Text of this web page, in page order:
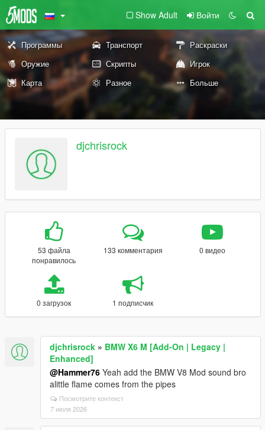
Show Adult Войти
Программы Транспорт
Раскраски
Оружие
Скрипты
Игрок
Карта
Разное Больше
djchrisrock
53 файла
понравилось
133 комментария 0 видео
0 загрузок 1 подписчик
djchrisrock » BMW X6 M [Add-On | Legacy |
Enhanced]
@Hammer76 Yeah add the BMW V8 Mod sound bro
alittle flame comes from the pipes
Посмотрите контекст
7 июля 2026